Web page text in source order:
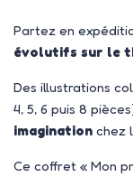
Partez en
évolutifs sur le
Des illustrations
4, 5, 6 puis 8
imagination chez
Ce coffret « Mon